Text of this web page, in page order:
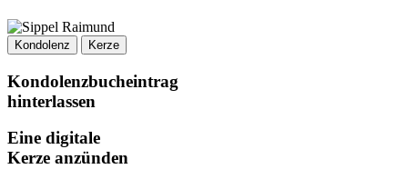
Kondolenz Kerze
Kondolenzbucheintrag
hinterlassen
Eine digitale
Kerze anzünden